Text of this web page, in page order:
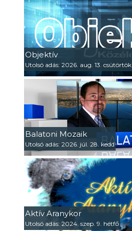
Objektív
Utolsó adás: 2026. aug. 13. csütörtök
Balatoni Mozaik
Utolsó adás: 2026. júl. 28. kedd
Aktív Aranykor
Utolsó adás: 2024. szep. 9. hétfő